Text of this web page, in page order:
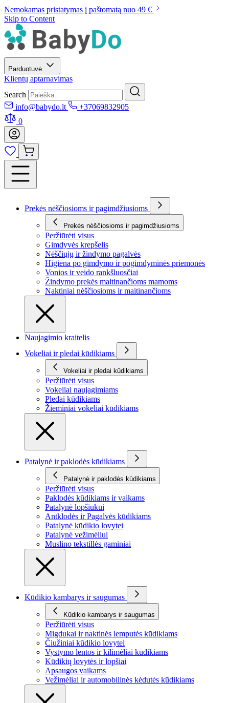
Nemokamas pristatymas į paštomatą nuo 49 €
Skip to Content
Parduotuvė
Klientų aptarnavimas
Search
info@babydo.lt
+37069832905
0
Prekės nėščiosioms ir pagimdžiusioms
Prekės nėščiosioms ir pagimdžiusioms
Peržiūrėti visus
Gimdyvės krepšelis
Nėščiųjų ir žindymo pagalvės
Higiena po gimdymo ir pogimdyminės priemonės
Vonios ir veido rankšluosčiai
Žindymo prekės maitinančioms mamoms
Naktiniai nėščiosioms ir maitinančioms
Naujagimio kraitelis
Vokeliai ir pledai kūdikiams
Vokeliai ir pledai kūdikiams
Peržiūrėti visus
Vokeliai naujagimiams
Pledai kūdikiams
Žieminiai vokeliai kūdikiams
Patalynė ir paklodės kūdikiams
Patalynė ir paklodės kūdikiams
Peržiūrėti visus
Paklodės kūdikiams ir vaikams
Patalynė lopšiukui
Antklodės ir Pagalvės kūdikiams
Patalynė kūdikio lovytei
Patalynė vežimėliui
Muslino tekstillės gaminiai
Kūdikio kambarys ir saugumas
Kūdikio kambarys ir saugumas
Peržiūrėti visus
Migdukai ir naktinės lemputės kūdikiams
Čiužiniai kūdikio lovytei
Vystymo lentos ir kilimėliai kūdikiams
Kūdikių lovytės ir lopšiai
Apsaugos vaikams
Vežimėliai ir automobilinės kėdutės kūdikiams